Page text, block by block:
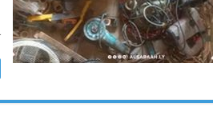
وقائع
سلب
مغلقة